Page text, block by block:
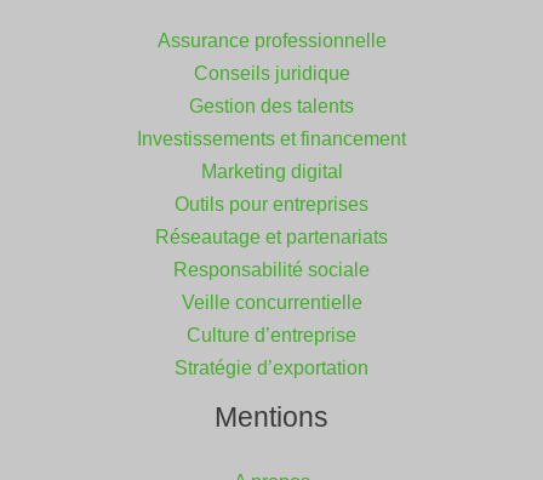
Assurance professionnelle
Conseils juridique
Gestion des talents
Investissements et financement
Marketing digital
Outils pour entreprises
Réseautage et partenariats
Responsabilité sociale
Veille concurrentielle
Culture d’entreprise
Stratégie d’exportation
Mentions